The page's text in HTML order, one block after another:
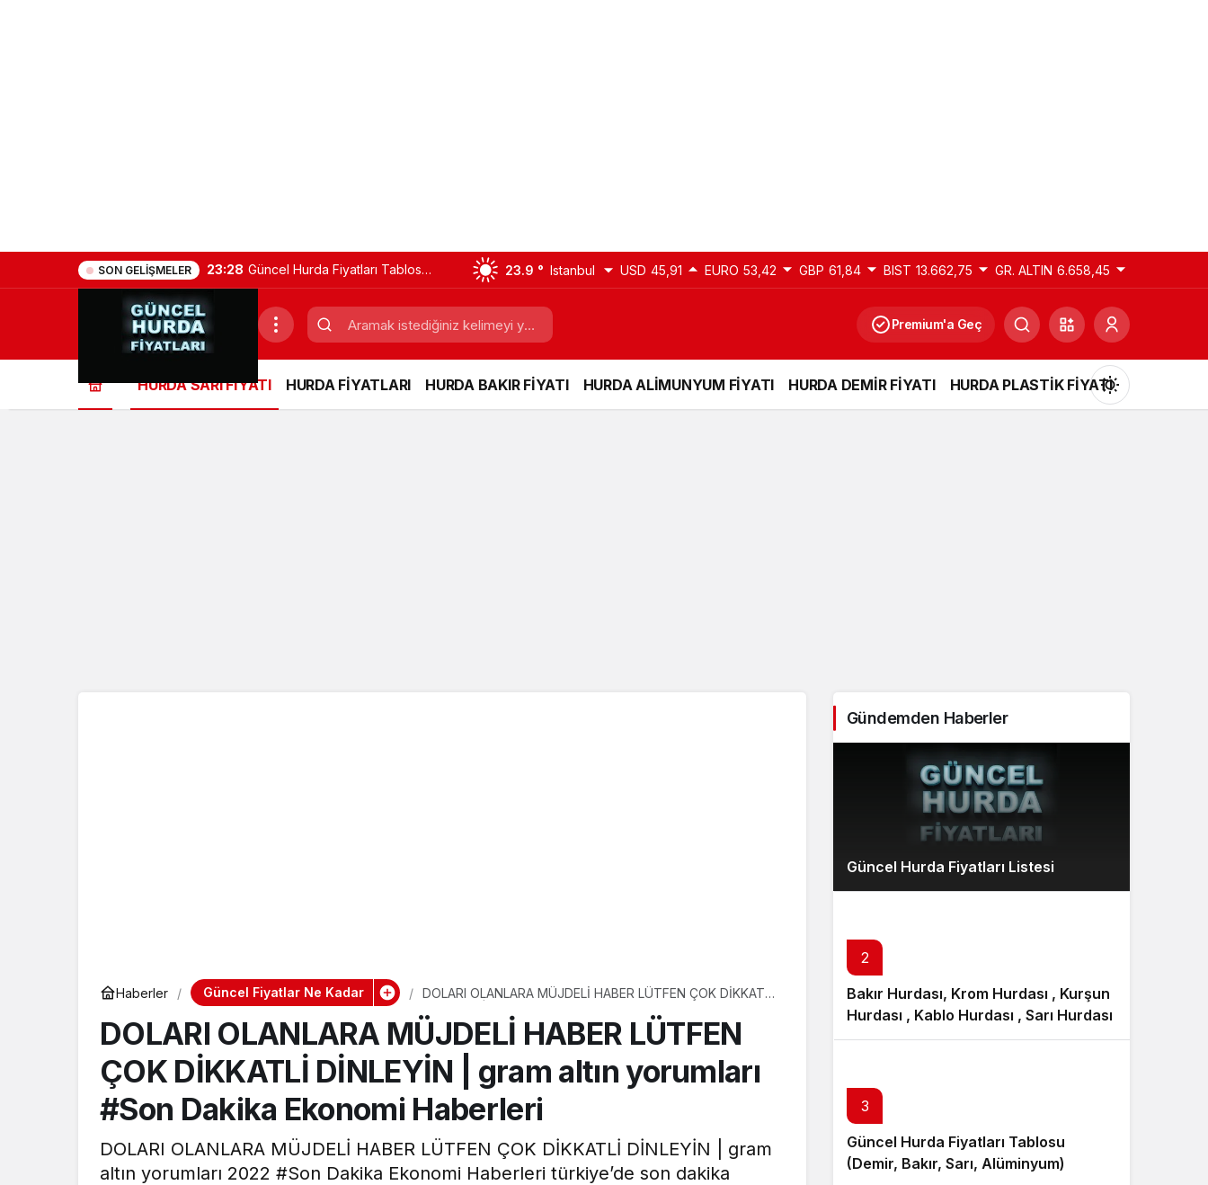
SON GELIŞMELER 23:28 Güncel Hurda Fiyatları Tablosu
(Demir, Bakır, Sarı, Alüminyum)
23.9 ° Istanbul USD 45,91 EURO 53,42 GBP 61,84 BIST 13.662,75 GR. ALTIN 6.658,45
Premium'a Geç
HURDA SARI FİYATI HURDA FİYATLARI HURDA BAKIR FİYATI HURDA ALİMUNYUM FİYATI HURDA DEMİR FİYATI HURDA PLASTİK FİYATI
Haberler Güncel Fiyatlar Ne Kadar
DOLARI OLANLARA MÜJDELİ HABER LÜTFEN ÇOK DİKKATLİ
Haberleri
DOLARI OLANLARA MÜJDELİ HABER LÜTFEN
ÇOK DİKKATLİ DİNLEYİN | gram altın yorumları
#Son Dakika Ekonomi Haberleri
DOLARI OLANLARA MÜJDELİ HABER LÜTFEN ÇOK DİKKATLİ DİNLEYİN | gram
altın yorumları 2022 #Son Dakika Ekonomi Haberleri türkiye’de son dakika
Gündemden Haberler
Güncel Hurda Fiyatları Listesi
2
Bakır Hurdası, Krom Hurdası , Kurşun
Hurdası , Kablo Hurdası , Sarı Hurdası
3
Güncel Hurda Fiyatları Tablosu
(Demir, Bakır, Sarı, Alüminyum)